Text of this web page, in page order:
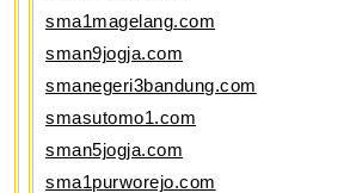
sma1magelang.com
sman9jogja.com
smanegeri3bandung.com
smasutomo1.com
sman5jogja.com
sma1purworejo.com